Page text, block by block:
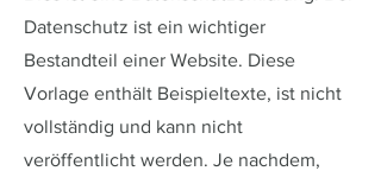
Datenschutz ist ein wichtiger
Bestandteil einer Website. Diese
Vorlage enthält Beispieltexte, ist nicht
vollständig und kann nicht
veröffentlicht werden. Je nachdem,